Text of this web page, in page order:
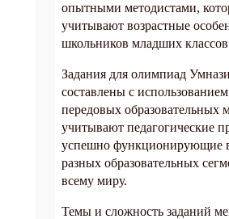
опытными методистами,
учитывают возрастные
школьников младших
Задания для олимпиад
составлены с
передовых образовательных
учитывают педагогические
успешно функционирующие
разных образовательных
всему миру.
Темы и сложность заданий